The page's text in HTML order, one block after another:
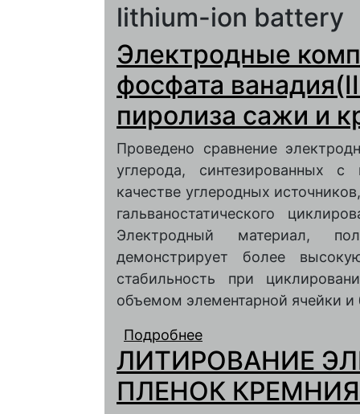
lithium-ion battery
Электродные
фосфата
пиролиза сажи и
Проведено сравнение
углерода, синтезированных
качестве углеродных
гальваностатического
Электродный материал,
демонстрирует более
стабильность при
объемом элементарной ячейки
Подробнее
продукта пиролиза
ЛИТИРОВАНИЕ
ПЛЕНОК КРЕМНИЯ